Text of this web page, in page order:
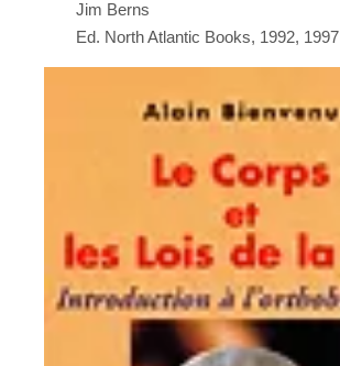
Jim Berns
Ed. North Atlantic Books, 1992, 1997